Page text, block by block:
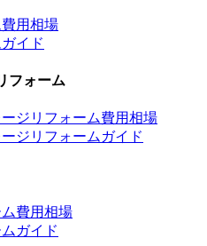
用相場
イド
フォーム
ジリフォーム費用相場
ジリフォームガイド
費用相場
ガイド